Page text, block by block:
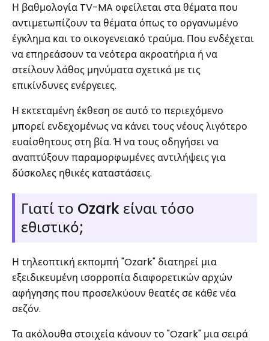
Η βαθμολογία TV-MA οφείλεται στα θέματα που
αντιμετωπίζουν τα θέματα όπως το οργανωμένο
έγκλημα και το οικογενειακό τραύμα. Που ενδέχεται
να επηρεάσουν τα νεότερα ακροατήρια ή να
στείλουν λάθος μηνύματα σχετικά με τις
επικίνδυνες ενέργειες.
Η εκτεταμένη έκθεση σε αυτό το περιεχόμενο
μπορεί ενδεχομένως να κάνει τους νέους λιγότερο
ευαίσθητους στη βία. Ή να τους οδηγήσει να
αναπτύξουν παραμορφωμένες αντιλήψεις για
δύσκολες ηθικές καταστάσεις.
Γιατί το Ozark είναι τόσο
εθιστικό;
Η τηλεοπτική εκπομπή "Ozark" διατηρεί μια
εξειδικευμένη ισορροπία διαφορετικών αρχών
αφήγησης που προσελκύουν θεατές σε κάθε νέα
σεζόν.
Τα ακόλουθα στοιχεία κάνουν το "Ozark" μια σειρά